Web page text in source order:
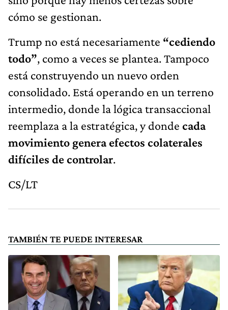
cómo se gestionan.
Trump no está necesariamente “cediendo
todo”, como a veces se plantea. Tampoco
está construyendo un nuevo orden
consolidado. Está operando en un terreno
intermedio, donde la lógica transaccional
reemplaza a la estratégica, y donde cada
movimiento genera efectos colaterales
difíciles de controlar.
CS/LT
TAMBIÉN TE PUEDE INTERESAR